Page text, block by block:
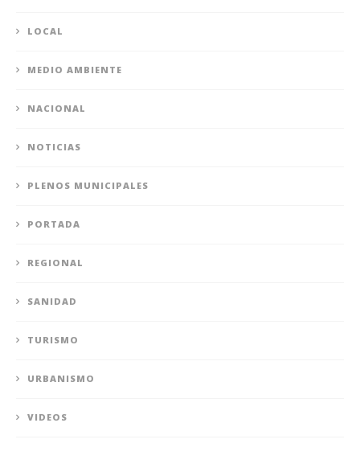
LOCAL
MEDIO AMBIENTE
NACIONAL
NOTICIAS
PLENOS MUNICIPALES
PORTADA
REGIONAL
SANIDAD
TURISMO
URBANISMO
VIDEOS